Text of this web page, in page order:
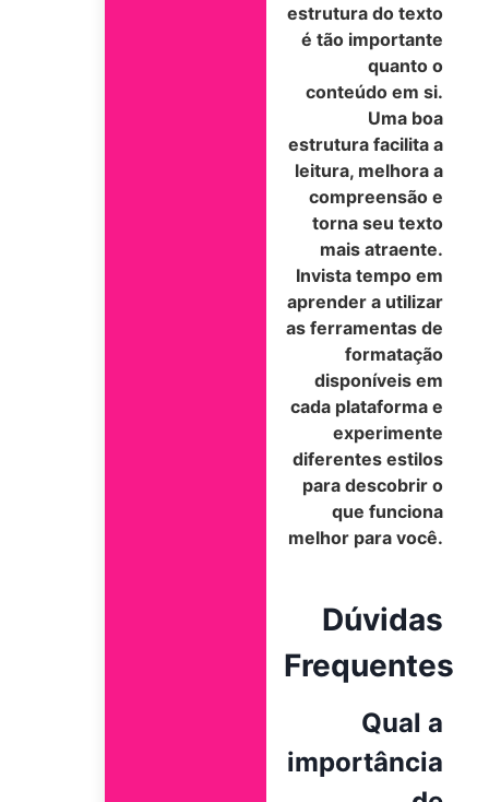
estrutura do texto
é tão importante
quanto o
conteúdo em si.
Uma boa
estrutura facilita a
leitura, melhora a
compreensão e
torna seu texto
mais atraente.
Invista tempo em
aprender a utilizar
as ferramentas de
formatação
disponíveis em
cada plataforma e
experimente
diferentes estilos
para descobrir o
que funciona
melhor para você.
Dúvidas
Frequentes
Qual a
importância